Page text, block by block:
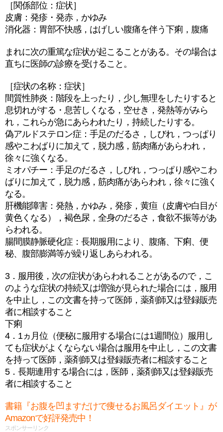
［関係部位：症状］
皮膚：発疹・発赤，かゆみ
消化器：胃部不快感，はげしい腹痛を伴う下痢，腹痛
まれに次の重篤な症状が起こることがある。その場合は
直ちに医師の診療を受けること。
［症状の名称：症状］
間質性肺炎：階段を上ったり，少し無理をしたりすると
息切れがする・息苦しくなる，空せき，発熱等がみら
れ，これらが急にあらわれたり，持続したりする。
偽アルドステロン症：手足のだるさ，しびれ，つっぱり
感やこわばりに加えて，脱力感，筋肉痛があらわれ，
徐々に強くなる。
ミオパチー：手足のだるさ，しびれ，つっぱり感やこわ
ばりに加えて，脱力感，筋肉痛があらわれ，徐々に強く
なる。
肝機能障害：発熱，かゆみ，発疹，黄疸（皮膚や白目が
黄色くなる），褐色尿，全身のだるさ，食欲不振等があ
らわれる。
腸間膜静脈硬化症：長期服用により、腹痛、下痢、便
秘、腹部膨満等が繰り返しあらわれる。
3．服用後，次の症状があらわれることがあるので，こ
のような症状の持続又は増強が見られた場合には，服用
を中止し，この文書を持って医師，薬剤師又は登録販売
者に相談すること
下痢
4．1ヵ月位（便秘に服用する場合には1週間位）服用し
ても症状がよくならない場合は服用を中止し，この文書
を持って医師，薬剤師又は登録販売者に相談すること
5．長期連用する場合には，医師，薬剤師又は登録販売
者に相談すること
書籍『お腹を凹ますだけで痩せるお風呂ダイエット』が
Amazonで好評発売中！
スポンサーリンク